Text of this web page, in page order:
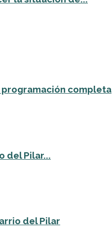
programación completa
del Pilar...
del Pilar